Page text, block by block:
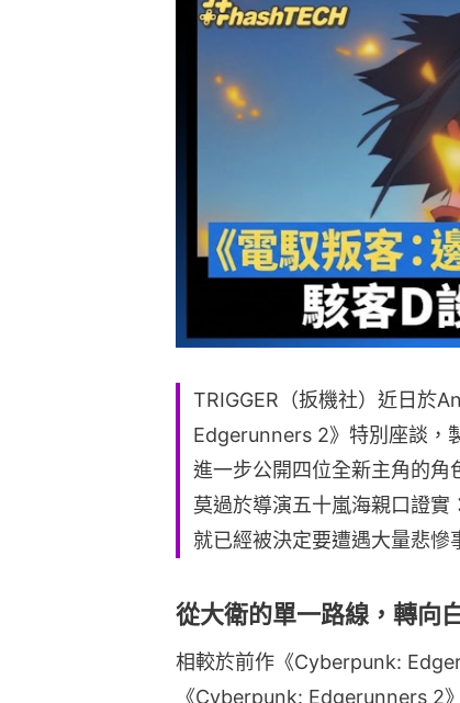
TRIGGER（扳機社）近日於
Edgerunners 2》特別座談，
進一步公開四位全新主角的角
莫過於導演五十嵐海親口證實
就已經被決定要遭遇大量悲慘
從大衛的單一路線，轉向
相較於前作《Cyberpunk:
《Cyberpunk: Edgerunners 2